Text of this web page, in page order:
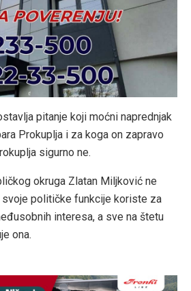
pitanje koji moćni naprednjak
Prokuplja i za koga on zapravo
sigurno ne.
okruga Zlatan Miljković ne
svoje političke funkcije koriste za
interesa, a sve na štetu
ona.